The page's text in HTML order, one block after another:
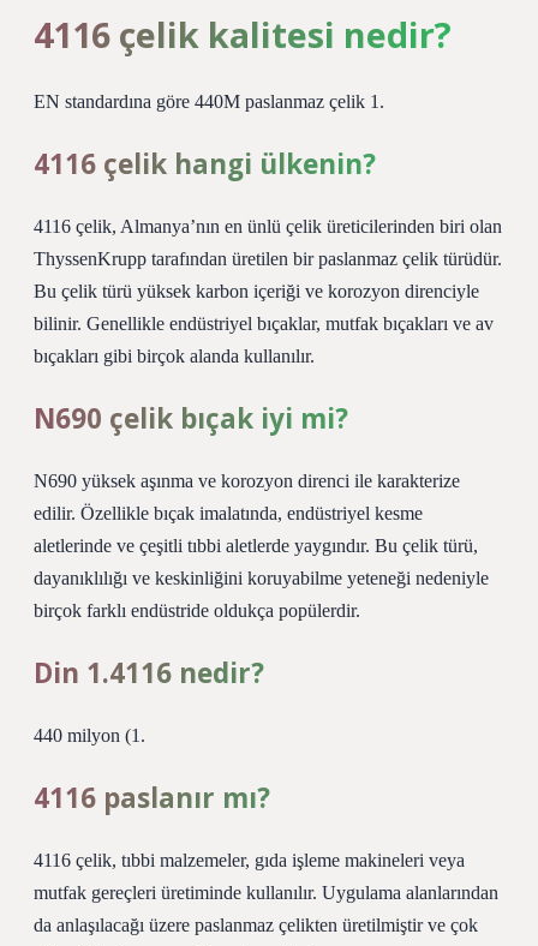
4116 çelik kalitesi nedir?
EN standardına göre 440M paslanmaz çelik 1.
4116 çelik hangi ülkenin?
4116 çelik, Almanya’nın en ünlü çelik üreticilerinden biri olan
ThyssenKrupp tarafından üretilen bir paslanmaz çelik türüdür.
Bu çelik türü yüksek karbon içeriği ve korozyon direnciyle
bilinir. Genellikle endüstriyel bıçaklar, mutfak bıçakları ve av
bıçakları gibi birçok alanda kullanılır.
N690 çelik bıçak iyi mi?
N690 yüksek aşınma ve korozyon direnci ile karakterize
edilir. Özellikle bıçak imalatında, endüstriyel kesme
aletlerinde ve çeşitli tıbbi aletlerde yaygındır. Bu çelik türü,
dayanıklılığı ve keskinliğini koruyabilme yeteneği nedeniyle
birçok farklı endüstride oldukça popülerdir.
Din 1.4116 nedir?
440 milyon (1.
4116 paslanır mı?
4116 çelik, tıbbi malzemeler, gıda işleme makineleri veya
mutfak gereçleri üretiminde kullanılır. Uygulama alanlarından
da anlaşılacağı üzere paslanmaz çelikten üretilmiştir ve çok